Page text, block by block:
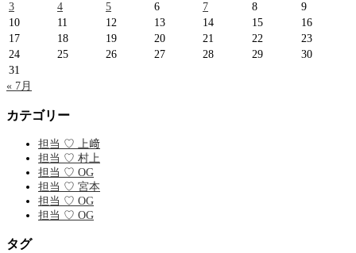
3
4 5 6 7 8
9
10
11 12 13 14 15
16
17
18 19 20 21 22
23
24
25 26 27 28 29
30
31
« 7月
カテゴリー
担当 ♡ 上﨑
担当 ♡ 村上
担当 ♡ OG
担当 ♡ 宮本
担当 ♡ OG
担当 ♡ OG
タグ